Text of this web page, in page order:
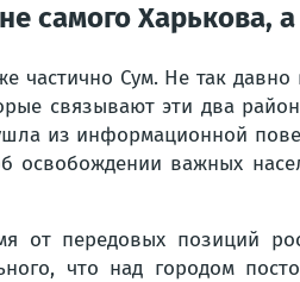
самого Харькова,
Сум. Не так давно
связывают эти два
из информационной
освобождении важных
от передовых позиций
что над городом